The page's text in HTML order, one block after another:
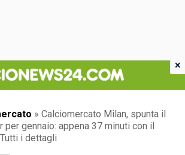
» Calciomercato Milan, spunta il
per gennaio: appena 37 minuti con il
i dettagli
×